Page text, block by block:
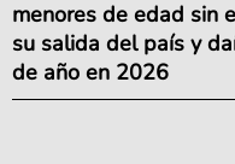
menores de edad sin
su salida del país y
de año en 2026